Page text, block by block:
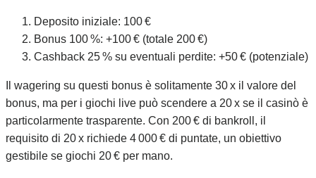
Deposito iniziale: 100 €
Bonus 100 %: +100 € (totale 200 €)
Cashback 25 % su eventuali perdite: +50 € (potenziale)
Il wagering su questi bonus è solitamente 30 x il valore del
bonus, ma per i giochi live può scendere a 20 x se il casinò è
particolarmente trasparente. Con 200 € di bankroll, il
requisito di 20 x richiede 4 000 € di puntate, un obiettivo
gestibile se giochi 20 € per mano.